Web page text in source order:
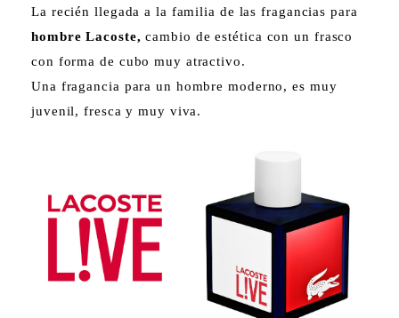
La recién llegada a la familia de las fragancias para
hombre Lacoste,cambio de estética con un frasco
con forma de cubo muy atractivo.
Una fragancia para un hombre moderno, es muy
juvenil, fresca y muy viva.